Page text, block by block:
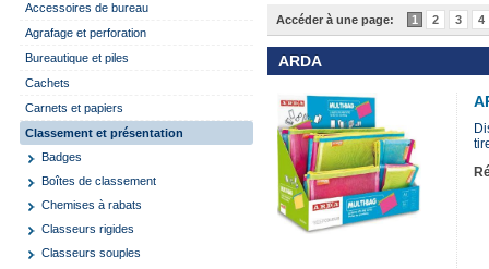
Accessoires de bureau
Agrafage et perforation
Bureautique et piles
Cachets
Carnets et papiers
Classement et présentation
Badges
Boîtes de classement
Chemises à rabats
Classeurs rigides
Classeurs souples
Accéder à une page: 1 2 3 4
ARDA